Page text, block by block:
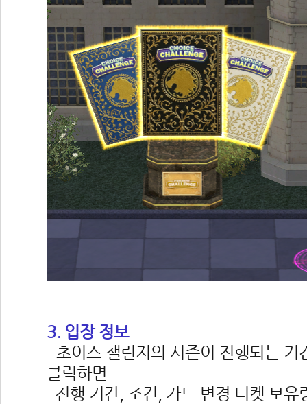
3. 입장 정보
- 초이스 챌린지의 시즌이 진행되는
클릭하면
진행 기간, 조건, 카드 변경 티켓 보